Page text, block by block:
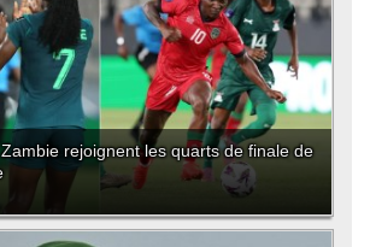
rejoignent les quarts de finale de